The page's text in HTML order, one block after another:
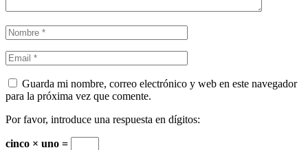
Guarda mi nombre, correo electrónico y web en este navegador
para la próxima vez que comente.
Por favor, introduce una respuesta en dígitos:
cinco × uno =